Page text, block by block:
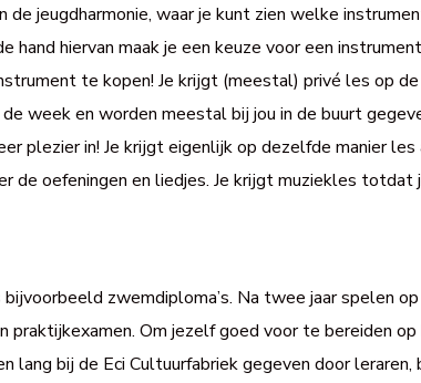
jeugdharmonie, waar je kunt zien welke
hiervan maak je een keuze voor een
te kopen! Je krijgt (meestal) privé les op
week en worden meestal bij jou in de buurt
plezier in! Je krijgt eigenlijk op dezelfde manier
oefeningen en liedjes. Je krijgt muziekles totdat
zwemdiploma’s. Na twee jaar spelen
Om jezelf goed voor te bereiden
bij de Eci Cultuurfabriek gegeven door